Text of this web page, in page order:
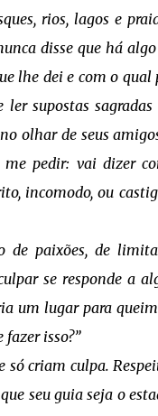
rios, lagos e
disse que há
lhe dei e com o qual
supostas sagradas
olhar de seus
pedir: vai dizer
incomodo, ou
paixões, de
se responde a
um lugar para
isso?”
só criam culpa.
seu guia seja o